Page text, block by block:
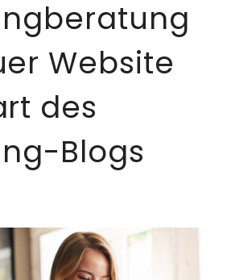
Website
des
Blogs